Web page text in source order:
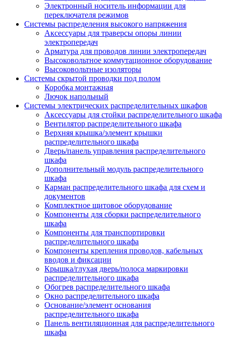
Электронный носитель информации для
переключателя режимов
Системы распределения высокого напряжения
Аксессуары для траверсы опоры линии
электропередач
Арматура для проводов линии электропередач
Высоковольтное коммутационное оборудование
Высоковольтные изоляторы
Системы скрытой проводки под полом
Коробка монтажная
Лючок напольный
Системы электрических распределительных шкафов
Аксессуары для стойки распределительного шкафа
Вентилятор распределительного шкафа
Верхняя крышка/элемент крышки
распределительного шкафа
Дверь/панель управления распределительного
шкафа
Дополнительный модуль распределительного
шкафа
Карман распределительного шкафа для схем и
документов
Комплектное щитовое оборудование
Компоненты для сборки распределительного
шкафа
Компоненты для транспортировки
распределительного шкафа
Компоненты крепления проводов, кабельных
вводов и фиксации
Крышка/глухая дверь/полоса маркировки
распределительного шкафа
Обогрев распределительного шкафа
Окно распределительного шкафа
Основание/элемент основания
распределительного шкафа
Панель вентиляционная для распределительного
шкафа